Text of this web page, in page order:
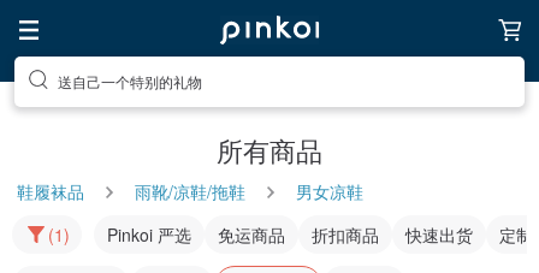
送自己一个特别的礼物
所有商品
鞋履袜品 雨靴/凉鞋/拖鞋
男女凉鞋
(1)
Pinkoi 严选 免运商品 折扣商品 快速出货 定制